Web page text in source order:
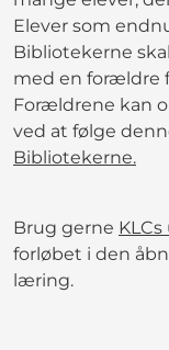
Elever som
Bibliotekerne
med en forældre
Forældrene kan
ved at følge
Bibliotekerne.
Brug gerne
forløbet i den
læring.